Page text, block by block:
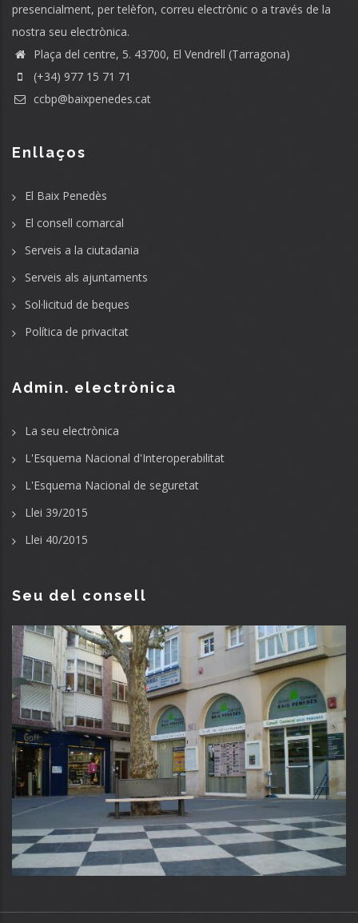
presencialment, per telèfon, correu electrònic o a través de la
nostra seu electrònica.
Plaça del centre, 5. 43700, El Vendrell (Tarragona)
(+34) 977 15 71 71
ccbp@baixpenedes.cat
Enllaços
El Baix Penedès
El consell comarcal
Serveis a la ciutadania
Serveis als ajuntaments
Sol·licitud de beques
Política de privacitat
Admin. electrònica
La seu electrònica
L'Esquema Nacional d'Interoperabilitat
L'Esquema Nacional de seguretat
Llei 39/2015
Llei 40/2015
Seu del consell